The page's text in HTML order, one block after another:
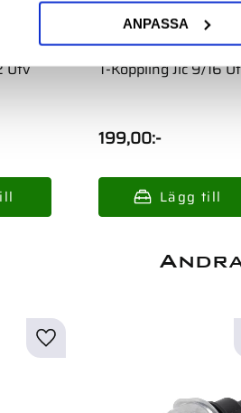
ANPASSA
Utv T-Koppling Jic 9/16
199,00:-